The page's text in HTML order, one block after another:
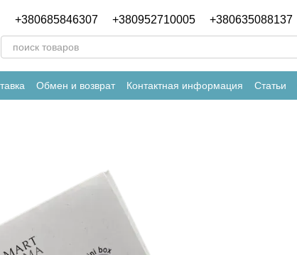
+380685846307 +380952710005 +380635088137
Обмен и возврат Контактная информация Статьи